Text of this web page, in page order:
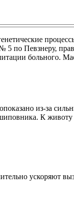
5 по Певзнеру,
больного.
из-за
К
ускоряют